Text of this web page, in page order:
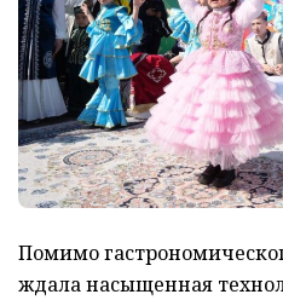
Помимо
ждала насыщенная